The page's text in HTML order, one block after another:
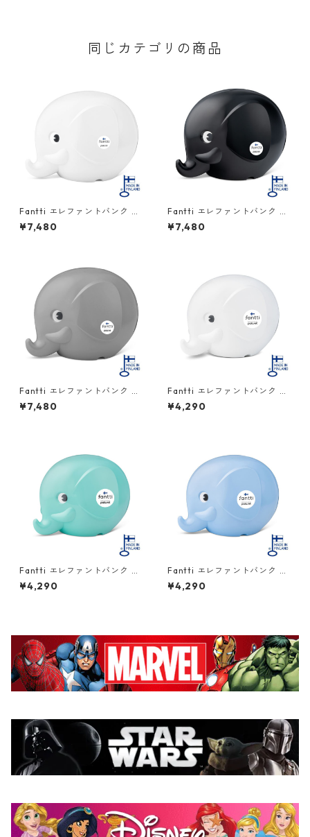
同じカテゴリの商品
Fantti エレファントバンク L
サイズ ホワイト PALASET Nor
su 北欧
¥7,480
Fantti エレファントバンク L
サイズ ブラック PALASET Nor
su 北欧
¥7,480
Fantti エレファントバンク L
サイズ グレー PALASET Nors
u 北欧
¥7,480
Fantti エレファントバンク M
サイズ ホワイト PALASET Nor
su 北欧
¥4,290
Fantti エレファントバンク M
サイズ ミント PALASET Nors
u 北欧
¥4,290
Fantti エレファントバンク M
サイズ ピュアライトブルー PA
LASET Norsu 北欧
¥4,290